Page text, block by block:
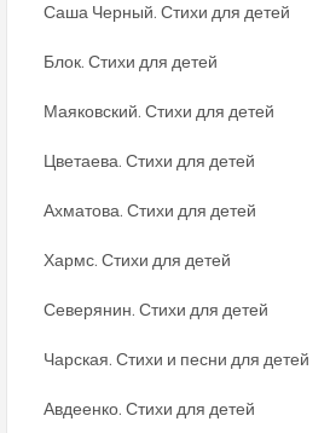
Саша Черный. Стихи для детей
Блок. Стихи для детей
Маяковский. Стихи для детей
Цветаева. Стихи для детей
Ахматова. Стихи для детей
Хармс. Стихи для детей
Северянин. Стихи для детей
Чарская. Стихи и песни для детей
Авдеенко. Стихи для детей